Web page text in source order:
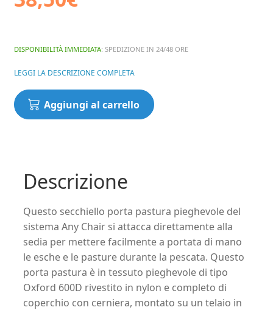
DISPONIBILITÀ IMMEDIATA: SPEDIZIONE IN 24/48 ORE
LEGGI LA DESCRIZIONE COMPLETA
Attacco
Groundbait
KORUM
quantità
Aggiungi al carrello
Descrizione
Questo secchiello porta pastura pieghevole del
sistema Any Chair si attacca direttamente alla
sedia per mettere facilmente a portata di mano
le esche e le pasture durante la pescata. Questo
porta pastura è in tessuto pieghevole di tipo
Oxford 600D rivestito in nylon e completo di
coperchio con cerniera, montato su un telaio in